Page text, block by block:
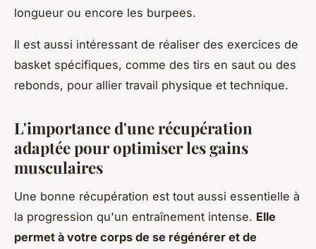
longueur ou encore les burpees.
Il est aussi intéressant de réaliser des exercices de
basket spécifiques, comme des tirs en saut ou des
rebonds, pour allier travail physique et technique.
L'importance d'une récupération
adaptée pour optimiser les gains
musculaires
Une bonne récupération est tout aussi essentielle à
la progression qu'un entraînement intense. Elle
permet à votre corps de se régénérer et de